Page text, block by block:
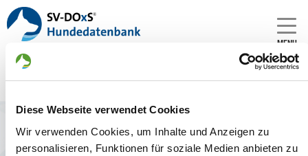
Diese Webseite verwendet Cookies
Wir verwenden Cookies, um Inhalte und Anzeigen zu
personalisieren, Funktionen für soziale Medien anbieten zu
MENU
Zwinger: von der Siegermacht
Gründungsdatum: